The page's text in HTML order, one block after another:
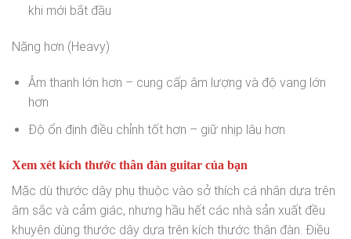
khi mới bắt đầu
Nặng hơn (Heavy)
Âm thanh lớn hơn – cung cấp âm lượng và độ vang lớn
hơn
Độ ổn định điều chỉnh tốt hơn – giữ nhịp lâu hơn
Xem xét kích thước thân đàn guitar của bạn
Mặc dù thước dây phụ thuộc vào sở thích cá nhân dựa trên
âm sắc và cảm giác, nhưng hầu hết các nhà sản xuất đều
khuyên dùng thước dây dựa trên kích thước thân đàn. Điều